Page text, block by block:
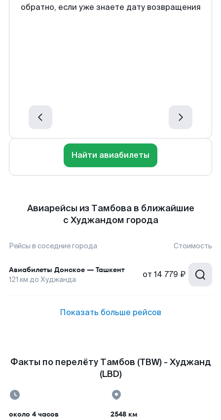
обратно, если уже знаете дату возвращения
Найти авиабилеты
Авиарейсы из Тамбова в ближайшие
с Худжандом города
Рейсы в соседние города Стоимость
Авиабилеты Донское — Ташкент
121 км до Худжанда от 14 779 ₽
Показать больше рейсов
Факты по перелёту Тамбов (TBW) - Худжанд
(LBD)
около 4 часов 2548 км